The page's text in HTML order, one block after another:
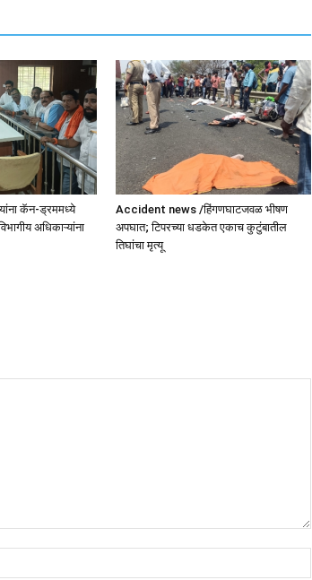
कॅन-ड्रममध्ये
अधिकाऱ्यांना
Accident news /हिंगणघाटजवळ भीषण
अपघात; टिपरच्या धडकेत एकाच कुटुंबातील
तिघांचा मृत्यू